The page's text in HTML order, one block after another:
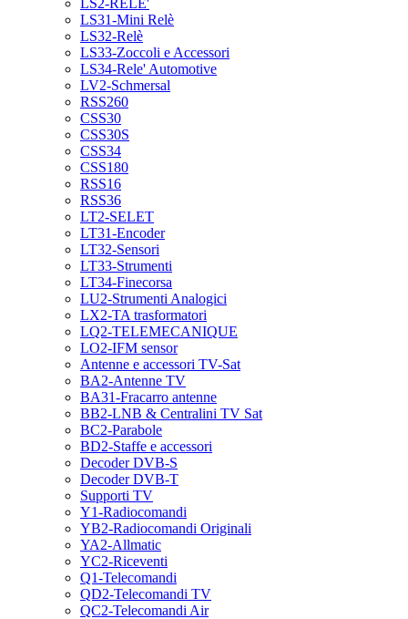
LS2-RELE'
LS31-Mini Relè
LS32-Relè
LS33-Zoccoli e Accessori
LS34-Rele' Automotive
LV2-Schmersal
RSS260
CSS30
CSS30S
CSS34
CSS180
RSS16
RSS36
LT2-SELET
LT31-Encoder
LT32-Sensori
LT33-Strumenti
LT34-Finecorsa
LU2-Strumenti Analogici
LX2-TA trasformatori
LQ2-TELEMECANIQUE
LO2-IFM sensor
Antenne e accessori TV-Sat
BA2-Antenne TV
BA31-Fracarro antenne
BB2-LNB & Centralini TV Sat
BC2-Parabole
BD2-Staffe e accessori
Decoder DVB-S
Decoder DVB-T
Supporti TV
Y1-Radiocomandi
YB2-Radiocomandi Originali
YA2-Allmatic
YC2-Riceventi
Q1-Telecomandi
QD2-Telecomandi TV
QC2-Telecomandi Air